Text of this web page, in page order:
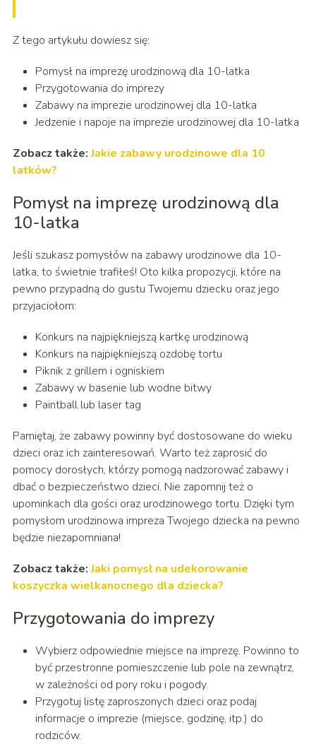
Z tego artykułu dowiesz się:
Pomysł na imprezę urodzinową dla 10-latka
Przygotowania do imprezy
Zabawy na imprezie urodzinowej dla 10-latka
Jedzenie i napoje na imprezie urodzinowej dla 10-latka
Zobacz także:Jakie zabawy urodzinowe dla 10
latków?
Pomysł na imprezę urodzinową dla
10-latka
Jeśli szukasz pomysłów na zabawy urodzinowe dla 10-
latka, to świetnie trafiłeś! Oto kilka propozycji, które na
pewno przypadną do gustu Twojemu dziecku oraz jego
przyjaciołom:
Konkurs na najpiękniejszą kartkę urodzinową
Konkurs na najpiękniejszą ozdobę tortu
Piknik z grillem i ogniskiem
Zabawy w basenie lub wodne bitwy
Paintball lub laser tag
Pamiętaj, że zabawy powinny być dostosowane do wieku
dzieci oraz ich zainteresowań. Warto też zaprosić do
pomocy dorosłych, którzy pomogą nadzorować zabawy i
dbać o bezpieczeństwo dzieci. Nie zapomnij też o
upominkach dla gości oraz urodzinowego tortu. Dzięki tym
pomysłom urodzinowa impreza Twojego dziecka na pewno
będzie niezapomniana!
Zobacz także:Jaki pomysł na udekorowanie
koszyczka wielkanocnego dla dziecka?
Przygotowania do imprezy
Wybierz odpowiednie miejsce na imprezę. Powinno to
być przestronne pomieszczenie lub pole na zewnątrz,
w zależności od pory roku i pogody.
Przygotuj listę zaproszonych dzieci oraz podaj
informacje o imprezie (miejsce, godzinę, itp.) do
rodziców.